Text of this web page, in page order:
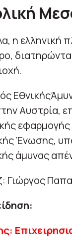
η ελληνική
Αυστρία,
Ένωσης,
άμυνας
Γιώργος